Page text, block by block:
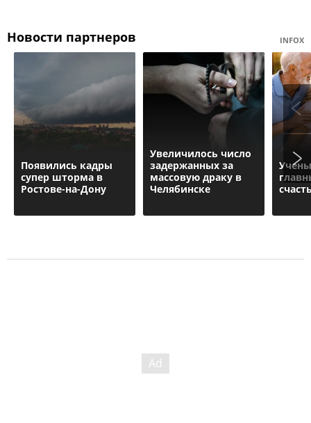
Новости партнеров INFOX
Появились кадры
супер шторма в
Ростове-на-Дону
Увеличилось число
задержанных за
массовую драку в
Челябинске